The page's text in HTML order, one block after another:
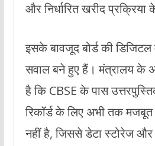
और निर्धारित खरीद प्रक्रिया
इसके बावजूद बोर्ड की
सवाल बने हुए हैं। मंत्रालय के
है कि CBSE के पास
रिकॉर्ड के लिए अभी तक मजबूत
नहीं है, जिससे डेटा स्टोरेज और